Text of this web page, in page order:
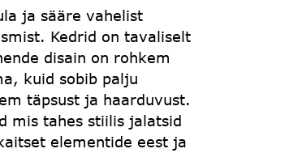
ja sääre vahelist
Kedrid on tavaliselt
disain on rohkem
kuid sobib palju
täpsust ja haarduvust.
mis tahes stiilis jalatsid
elementide eest ja